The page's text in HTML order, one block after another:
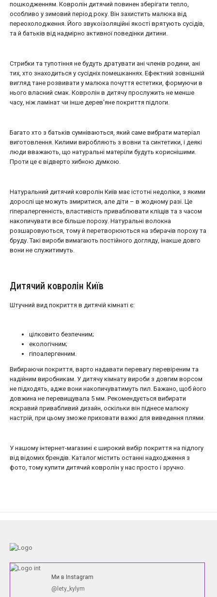
пошкодженням. Ковролін дитячий повинен зберігати тепло,
особливо у зимовий період року. Він захистить малюка від
переохолодження. Його звукоізоляційні якості врятують сусідів,
та й батьків від надмірно активної поведінки дитини.
Стрибки та тупотіння не будуть дратувати ані членів родини, ані
тих, хто знаходиться у сусідніх помешканнях. Ефектний зовнішній
вигляд тане розвивати у малюка почуття естетики, формуючи в
нього власний смак. Ковролін в дитячу прослужить не менше
часу, ніж ламінат чи інше дерев'яне покриття підлоги.
Багато хто з батьків сумніваються, який саме вибрати матеріал
виготовлення. Килими виробляють з вовни та синтетики, і деякі
люди вважають, що натуральні матеріли будуть кориснішими.
Проти це є відверто хибною думкою.
Натуральний дитячий ковролін Київ має істотні недоліки, з якими
дорослі ще можуть змиритися, але діти – в жодному разі. Це
гіпералергенність, властивість приваблювати кліщів та з часом
накопичувати все більше пороху. Натуральні волокна
розшаровуються, тому й перетворюються на збирачів пороху та
бруду. Такі вироби вимагають постійного догляду, інакше довго
вони не служитимуть.
Дитячий ковролін Київ
Штучний вид покриття в дитячій кімнаті є:
цілковито безпечним;
екологічним;
гіпоалергенним.
Вибираючи покриття, варто надавати перевагу перевіреним та
надійним виробникам. У дитячу кімнату вироби з довгим ворсом
не підходять, адже вони накопичуватимуть пил. Бажано, щоб його
довжина не перевищувала 5 мм. Рекомендується вибирати
яскравий привабливий дизайн, оскільки він піднесе малюку
настрій, при цьому зможе приховати важкі для виведення плями.
У нашому інтернет-магазині є широкий вибір покриття на підлогу
від відомих брендів. Каталог містить останні надходження з
фото, тому купити дитячий ковролін у нас просто і зручно.
Ми в Instagram
@lety_kylym